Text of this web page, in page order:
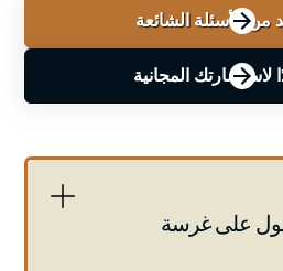
من الأسئلة الشائعة
لاستشارتك المجانية
على غرسة